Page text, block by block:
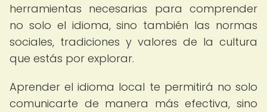
herramientas necesarias para comprender
no solo el idioma, sino también las normas
sociales, tradiciones y valores de la cultura
que estás por explorar.
Aprender el idioma local te permitirá no solo
comunicarte de manera más efectiva, sino